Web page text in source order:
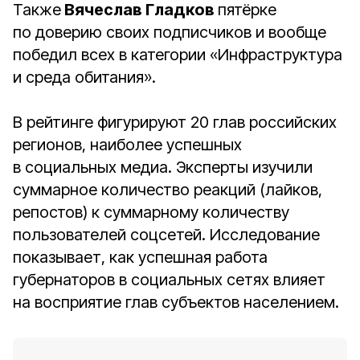
Также Вячеслав Гладков пятёрке
по доверию своих подписчиков и вообще
победил всех в категории «Инфраструктура
и среда обитания».
В рейтинге фигурируют 20 глав российских
регионов, наиболее успешных
в социальных медиа. Эксперты изучили
суммарное количество реакций (лайков,
репостов) к суммарному количеству
пользователей соцсетей. Исследование
показывает, как успешная работа
губернаторов в социальных сетях влияет
на восприятие глав субъектов населением.